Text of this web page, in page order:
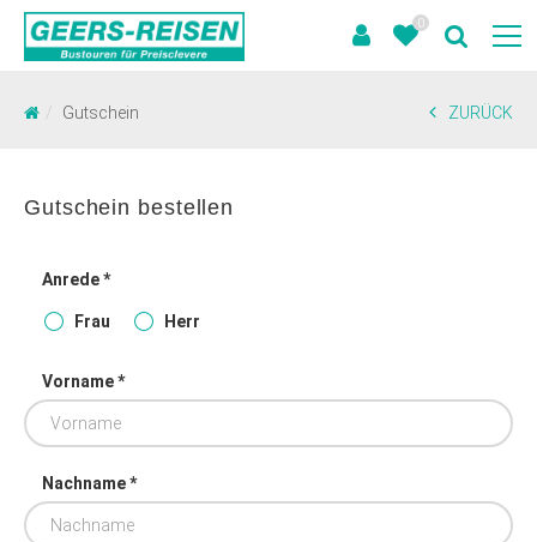
0
Gutschein ZURÜCK
Gutschein bestellen
Anrede *
Frau Herr
Vorname *
Nachname *